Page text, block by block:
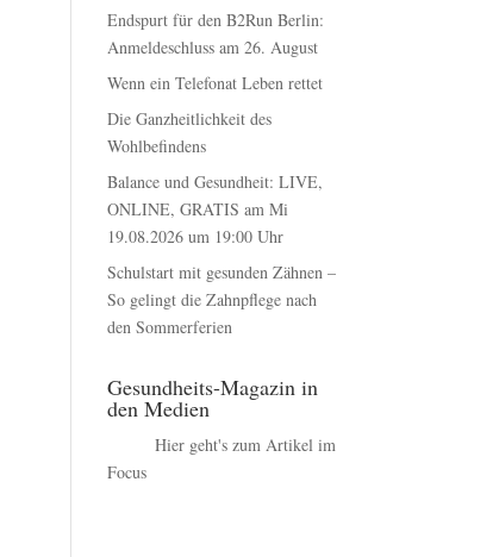
Endspurt für den B2Run Berlin:
Anmeldeschluss am 26. August
Wenn ein Telefonat Leben rettet
Die Ganzheitlichkeit des
Wohlbefindens
Balance und Gesundheit: LIVE,
ONLINE, GRATIS am Mi
19.08.2026 um 19:00 Uhr
Schulstart mit gesunden Zähnen –
So gelingt die Zahnpflege nach
den Sommerferien
Gesundheits-Magazin in
den Medien
Hier geht's zum Artikel im
Focus